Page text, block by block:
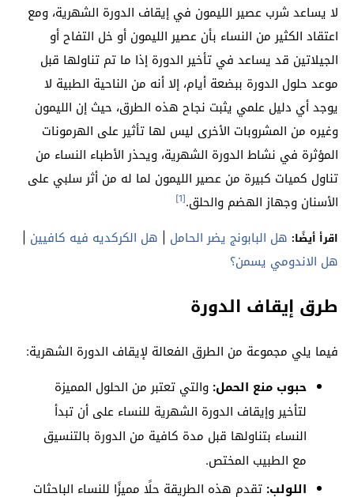
لا يساعد شرب عصير الليمون في إيقاف الدورة الشهرية، ومع
اعتقاد الكثير من النساء بأن عصير الليمون أو خل التفاح أو
الجيلاتين قد يساعد في تأخير الدورة إذا ما تم تناولها قبل
موعد حلول الدورة ببضعة أيام، إلا أنه من الناحية الطبية لا
يوجد أي دليل علمي يثبت نجاح هذه الطرق، حيث إن الليمون
وغيره من المشروبات الأخرى ليس لها تأثير على الهرمونات
المؤثرة في نشاط الدورة الشهرية، ويحذر الأطباء النساء من
تناول كميات كبيرة من عصير الليمون لما له من أثر سلبي على
الأسنان وجهاز الهضم والحلق.[1]
اقرأ أيضًا: هل البابونج يضر الحامل | هل الكركديه فيه كافيين |
هل الاندومي يسمن؟
طرق إيقاف الدورة
فيما يلي مجموعة من الطرق الفعالة لإيقاف الدورة الشهرية:
حبوب منع الحمل: والتي تعتبر من الحلول المميزة
لتأخير وإيقاف الدورة الشهرية للنساء على أن تبدأ
النساء بتناولها قبل مدة كافية من الدورة بالتنسيق
مع الطبيب المختص.
اللولب: تقدم هذه الطريقة حلًا مميزًا للنساء الباحثات